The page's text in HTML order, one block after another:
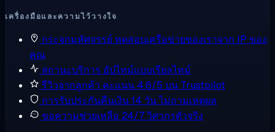
เครื่องมือและความไว้วางใจ
กระจกมหัศจรรย์ ทดสอบเครือข่ายของเราจาก IP ของ
คุณ
สถานะบริการ อัปไทม์แบบเรียลไทม์
รีวิวจากลูกค้า คะแนน 4.6/5 บน Trustpilot
การรับประกันคืนเงิน14 วัน ไม่ถามเหตุผล
ขอความช่วยเหลือ 24/7 วิศวกรตัวจริง